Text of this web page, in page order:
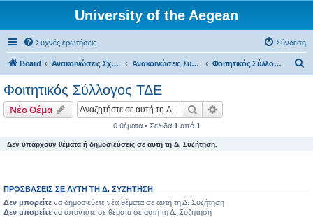
University of the Aegean
Συχνές ερωτήσεις Σύνδεση
Board Ανακοινώσεις Σχολών, Τμημάτων, Συλλόγων & Υπηρεσιών Ανακοινώσεις Συλλόγων Φοιτητικός Σύλλογος ΤΔΕ
η
Φοιτητικός Σύλλογος ΤΔΕ
Νέο Θέμα Αναζήτηση
0 θέματα • Σελίδα 1 από 1
Δεν υπάρχουν θέματα ή δημοσιεύσεις σε αυτή τη Δ. Συζήτηση.
ΠΡΟΣΒΆΣΕΙΣ ΣΕ ΑΥΤΉ ΤΗ Δ. ΣΥΖΉΤΗΣΗ
Δεν μπορείτε να δημοσιεύετε νέα θέματα σε αυτή τη Δ. Συζήτηση
Δεν μπορείτε να απαντάτε σε θέματα σε αυτή τη Δ. Συζήτηση